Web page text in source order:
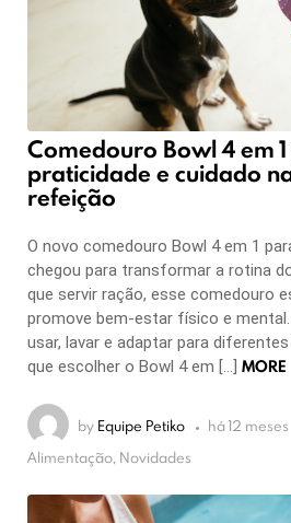
Comedouro Bowl 4 em
praticidade e cuidado
refeição
O novo comedouro Bowl 4 em 1
chegou para transformar a rotina
que servir ração, esse comedouro
promove bem-estar físico e
usar, lavar e adaptar para
que escolher o Bowl 4 em […] MORE
by Equipe Petiko
há 12 meses
Alimentação, Novidades